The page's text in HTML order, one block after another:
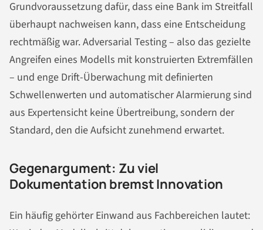
Grundvoraussetzung dafür, dass eine Bank im Streitfall
überhaupt nachweisen kann, dass eine Entscheidung
rechtmäßig war. Adversarial Testing – also das gezielte
Angreifen eines Modells mit konstruierten Extremfällen
– und enge Drift-Überwachung mit definierten
Schwellenwerten und automatischer Alarmierung sind
aus Expertensicht keine Übertreibung, sondern der
Standard, den die Aufsicht zunehmend erwartet.
Gegenargument: Zu viel
Dokumentation bremst Innovation
Ein häufig gehörter Einwand aus Fachbereichen lautet: